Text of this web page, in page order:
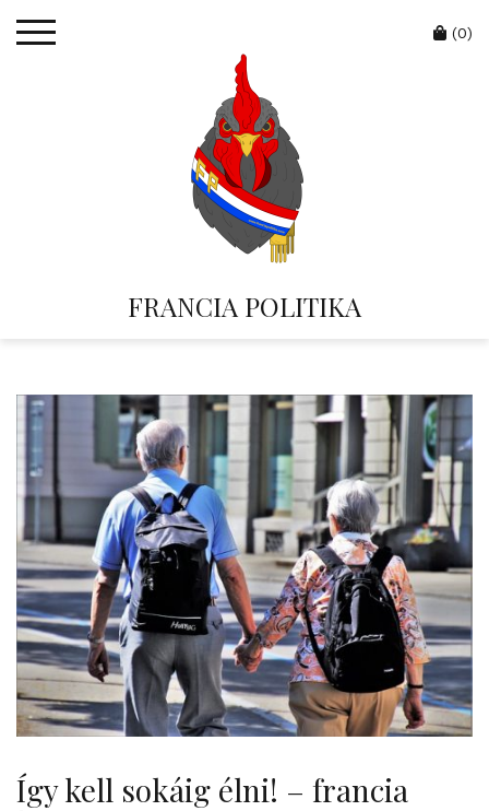
FRANCIA POLITIKA
Cart
(0)
Így kell sokáig élni! – francia